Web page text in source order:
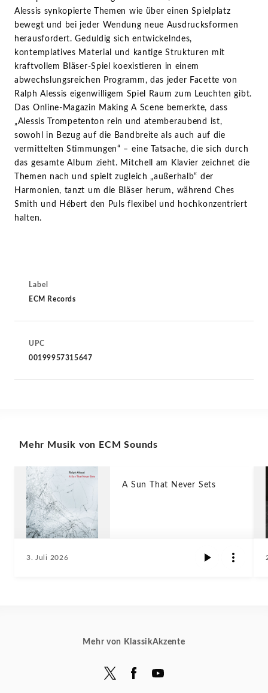
Alessis synkopierte Themen wie über einen Spielplatz
bewegt und bei jeder Wendung neue Ausdrucksformen
herausfordert. Geduldig sich entwickelndes,
kontemplatives Material und kantige Strukturen mit
kraftvollem Bläser-Spiel koexistieren in einem
abwechslungsreichen Programm, das jeder Facette von
Ralph Alessis eigenwilligem Spiel Raum zum Leuchten gibt.
Das Online-Magazin Making A Scene bemerkte, dass
„Alessis Trompetenton rein und atemberaubend ist,
sowohl in Bezug auf die Bandbreite als auch auf die
vermittelten Stimmungen“ – eine Tatsache, die sich durch
das gesamte Album zieht. Mitchell am Klavier zeichnet die
Themen nach und spielt zugleich „außerhalb“ der
Harmonien, tanzt um die Bläser herum, während Ches
Smith und Hébert den Puls flexibel und hochkonzentriert
halten.
Label
ECM Records
UPC
00199957315647
Mehr Musik von ECM Sounds
A Sun That Never Sets
3. Juli 2026
Mehr von KlassikAkzente